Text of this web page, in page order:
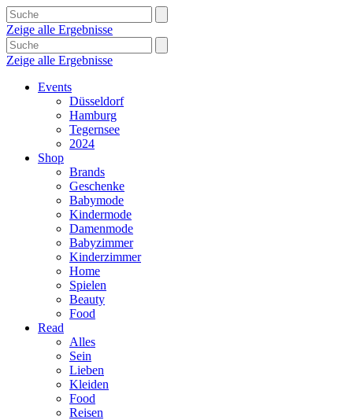
Zeige alle Ergebnisse
Zeige alle Ergebnisse
Events
Düsseldorf
Hamburg
Tegernsee
2024
Shop
Brands
Geschenke
Babymode
Kindermode
Damenmode
Babyzimmer
Kinderzimmer
Home
Spielen
Beauty
Food
Read
Alles
Sein
Lieben
Kleiden
Food
Reisen